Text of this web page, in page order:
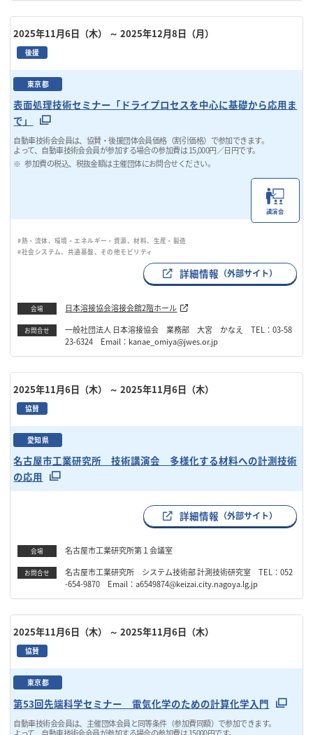
2025年11月6日（木） ～ 2025年12月8日（月）
後援
東京都
表面処理技術セミナー「ドライプロセスを中心に基礎から応用ま
で」
自動車技術会会員は、協賛・後援団体会員価格（割引価格）で参加できます。
よって、自動車技術会会員が参加する場合の参加費は 15,000円／日円です。
参加費の税込、税抜金額は主催団体にお問合せください。
講演会
#熱・流体、環境・エネルギー・資源、材料、生産・製造
#社会システム、共通基盤、その他モビリティ
詳細情報 （外部サイト）
会場 日本溶接協会溶接会館2階ホール
お問合せ
一般社団法人 日本溶接協会 業務部 大宮 かなえ TEL：03-58
23-6324 Email：kanae_omiya@jwes.or.jp
2025年11月6日（木） ～ 2025年11月6日（木）
協賛
愛知県
名古屋市工業研究所 技術講演会 多様化する材料への計測技術
の応用
詳細情報 （外部サイト）
会場 名古屋市工業研究所第１会議室
お問合せ
名古屋市工業研究所 システム技術部 計測技術研究室 TEL：052
-654-9870 Email：a6549874@keizai.city.nagoya.lg.jp
2025年11月6日（木） ～ 2025年11月6日（木）
協賛
東京都
第53回先端科学セミナー 電気化学のための計算化学入門
自動車技術会会員は、主催団体会員と同等条件（参加費同額）で参加できます。